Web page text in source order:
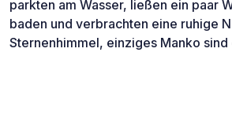
parkten am Wasser, ließen ein paar
baden und verbrachten eine ruhige
Sternenhimmel, einziges Manko sind